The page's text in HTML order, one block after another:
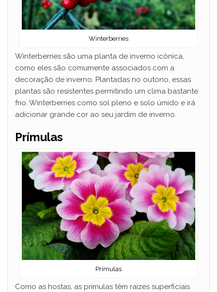
Winterberries
Winterberries são uma planta de inverno icônica,
como eles são comumente associados com a
decoração de inverno. Plantadas no outono, essas
plantas são resistentes permitindo um clima bastante
frio. Winterberries como sol pleno e solo úmido e irá
adicionar grande cor ao seu jardim de inverno.
Prímulas
Prímulas
Como as hostas, as prímulas têm raízes superficiais